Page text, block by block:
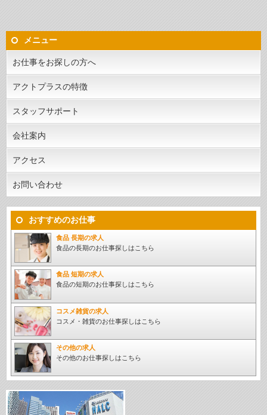
メニュー
お仕事をお探しの方へ
アクトプラスの特徴
スタッフサポート
会社案内
アクセス
お問い合わせ
おすすめのお仕事
食品 長期の求人
食品の長期のお仕事探しはこちら
食品 短期の求人
食品の短期のお仕事探しはこちら
コスメ雑貨の求人
コスメ・雑貨のお仕事探しはこちら
その他の求人
その他のお仕事探しはこちら